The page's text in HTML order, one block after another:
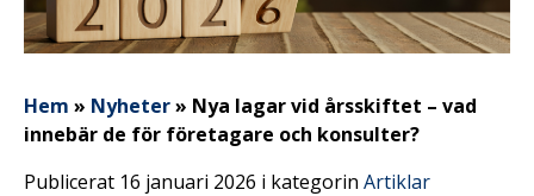
Hem » Nyheter» Nya lagar vid årsskiftet – vad
innebär de för företagare och konsulter?
Publicerat 16 januari 2026 i kategorin Artiklar